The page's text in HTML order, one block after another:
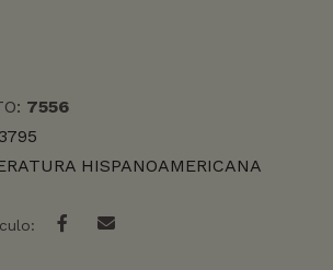
7556
HISPANOAMERICANA